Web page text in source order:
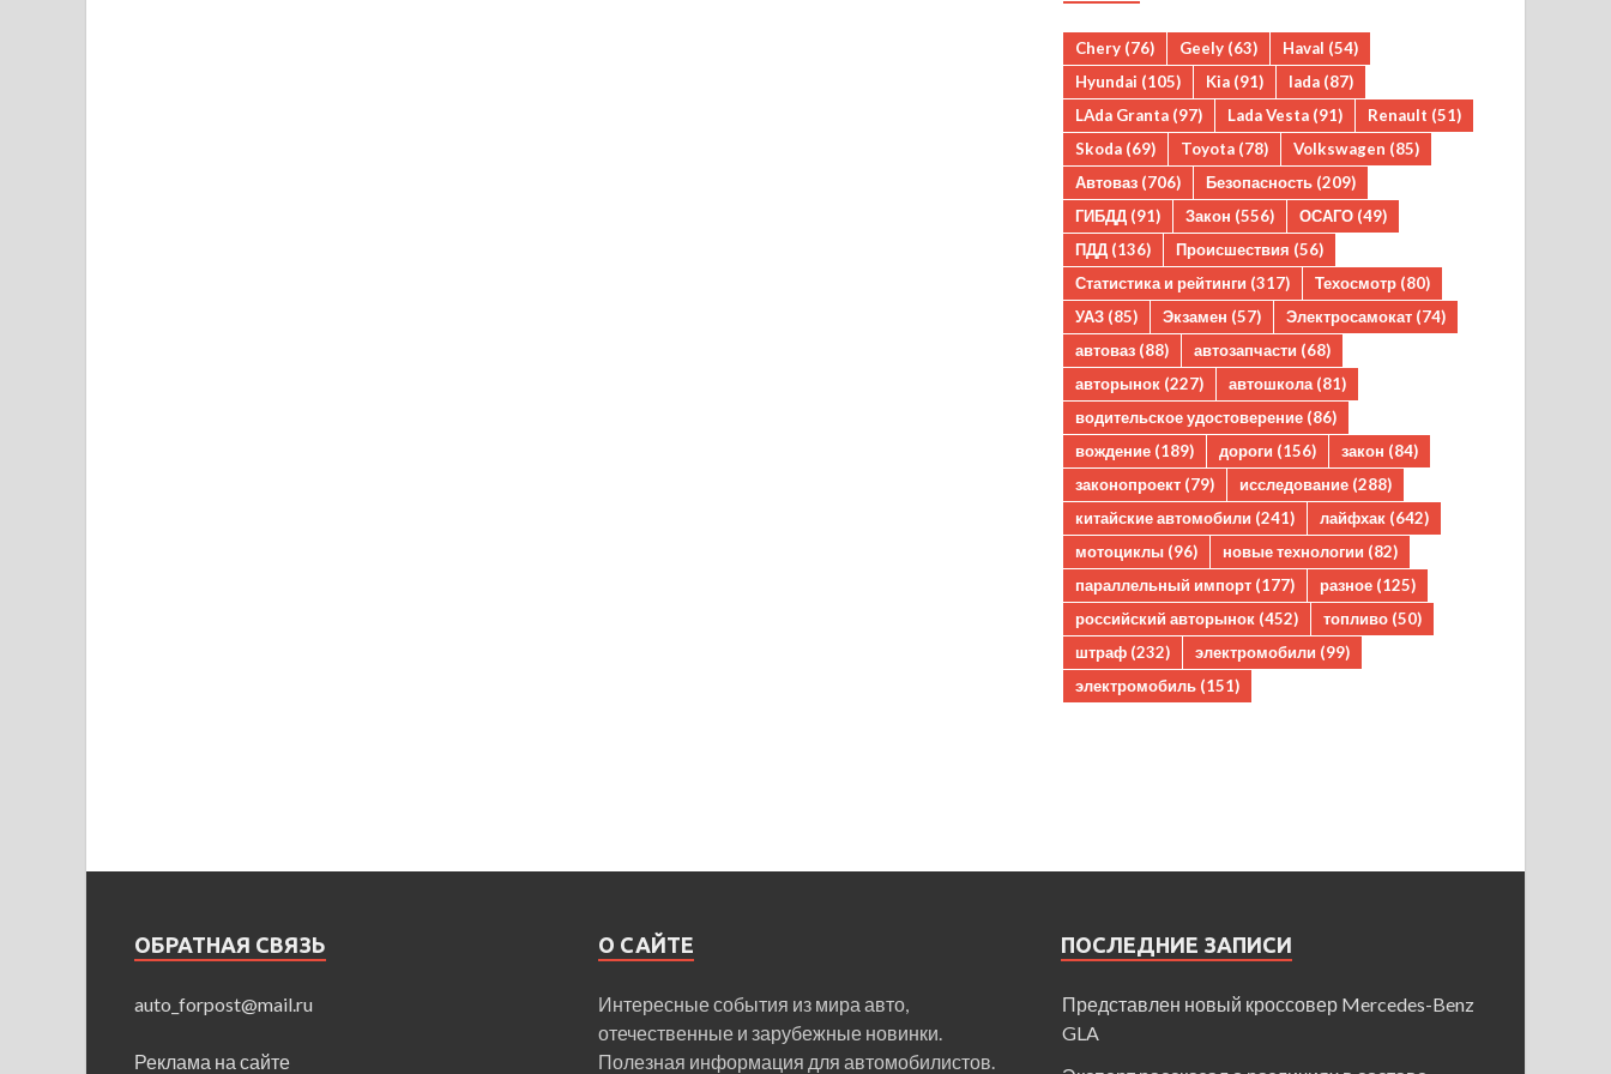
Chery (76) Geely (63) Haval (54)
Hyundai (105) Kia (91) lada (87)
LAda Granta (97) Lada Vesta (91) Renault (51)
Skoda (69) Toyota (78) Volkswagen (85)
Автоваз (706) Безопасность (209)
ГИБДД (91) Закон (556) ОСАГО (49)
ПДД (136) Происшествия (56)
Статистика и рейтинги (317) Техосмотр (80)
УАЗ (85) Экзамен (57) Электросамокат (74)
автоваз (88) автозапчасти (68)
авторынок (227) автошкола (81)
водительское удостоверение (86)
вождение (189) дороги (156) закон (84)
законопроект (79) исследование (288)
китайские автомобили (241) лайфхак (642)
мотоциклы (96) новые технологии (82)
параллельный импорт (177) разное (125)
российский авторынок (452) топливо (50)
штраф (232) электромобили (99)
электромобиль (151)
ОБРАТНАЯ СВЯЗЬ
auto_forpost@mail.ru
Реклама на сайте
О САЙТЕ
Интересные события из мира авто,
отечественные и зарубежные новинки.
Полезная информация для автомобилистов.
ПОСЛЕДНИЕ ЗАПИСИ
Представлен новый кроссовер Mercedes-Benz
GLA